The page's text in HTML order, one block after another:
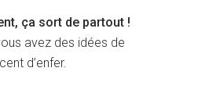
ça sort de partout !
avez des idées de
d’enfer.